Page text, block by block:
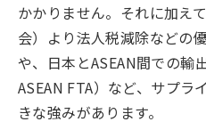
かかりません。それに加え
会）より法人税減除などの
や、日本とASEAN間での輸
ASEAN FTA）など、サプラ
きな強みがあります。